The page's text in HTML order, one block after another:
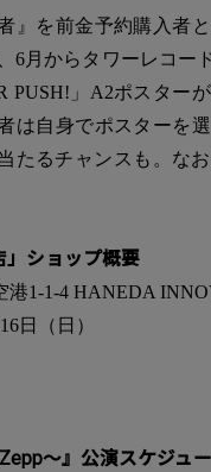
』を前金予約購入者
6月からタワーレコー
PUSH!」A2ポスター
は自身でポスターを
たるチャンスも。な
」ショップ概要
港1-1-4 HANEDA
日（日）
〜』公演スケジュ